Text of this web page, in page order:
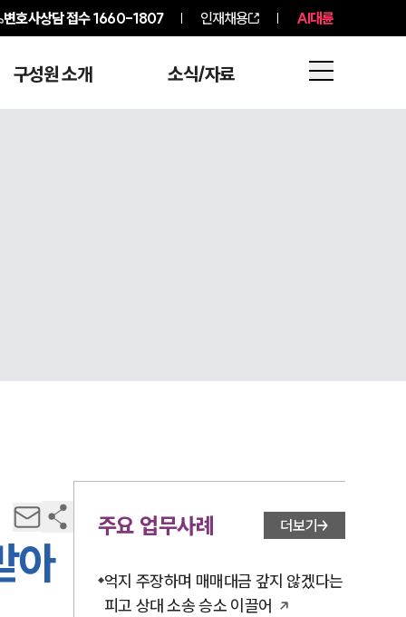
변호사상담 접수1660-1807 인재채용 AI대륜
구성원 소개 소식/자료
아
주요 업무사례 더보기
억지 주장하며 매매대금 갚지 않겠다는
피고 상대 소송 승소 이끌어